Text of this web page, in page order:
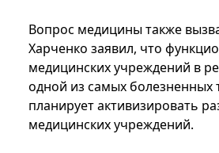
Вопрос медицины также
Харченко заявил, что
медицинских учреждений в
одной из самых болезненных
планирует активизировать
медицинских учреждений.